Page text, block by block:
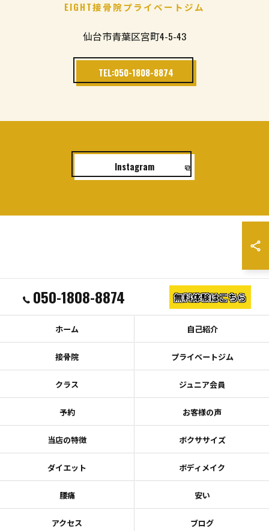
EIGHT接骨院プライベートジム
仙台市青葉区宮町4-5-43
TEL:050-1808-8874
Instagram
050-1808-8874 無料体験はこちら
ホーム 自己紹介
接骨院 プライベートジム
クラス ジュニア会員
予約 お客様の声
当店の特徴 ボクササイズ
ダイエット ボディメイク
腰痛 安い
アクセス ブログ